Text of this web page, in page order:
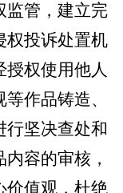
监管，建立完
权投诉处置机
权使用他人
作品铸造、
行坚决查处和
容的审核，
价值观，杜绝